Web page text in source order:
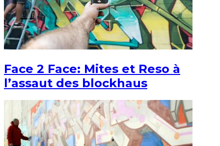
Face 2 Face: Mites et Reso à
l’assaut des blockhaus